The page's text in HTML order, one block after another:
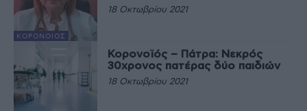
ΚΟΡΟΝΟΙΌΣ
18 Οκτωβρίου 2021
Κορονοϊός – Πάτρα: Νεκρός
30χρονος πατέρας δύο παιδιών
18 Οκτωβρίου 2021